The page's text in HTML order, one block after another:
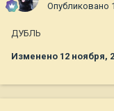
Опубликовано
ДУБЛЬ
Изменено 12 ноября,